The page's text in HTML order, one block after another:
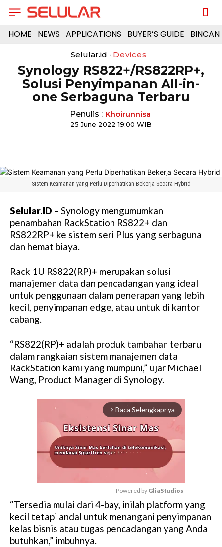
HOME NEWS APPLICATIONS BUYER’S GUIDE
Selular.id - Devices
Synology RS822+/RS822RP+,
Solusi Penyimpanan All-in-
one Serbaguna Terbaru
Penulis : Khoirunnisa
25 June 2022 19:00 WIB
Sistem Keamanan yang Perlu Diperhatikan Bekerja Secara Hybrid
Selular.ID – Synology mengumumkan
penambahan RackStation RS822+ dan
RS822RP+ ke sistem seri Plus yang serbaguna
dan hemat biaya.
Rack 1U RS822(RP)+ merupakan solusi
manajemen data dan pencadangan yang ideal
untuk penggunaan dalam penerapan yang lebih
kecil, penyimpanan edge, atau untuk di kantor
cabang.
“RS822(RP)+ adalah produk tambahan terbaru
dalam rangkaian sistem manajemen data
RackStation kami yang mumpuni,” ujar Michael
Wang, Product Manager di Synology.
arrow_forward_ios Baca Selengkapnya
M
u
t
Powered by GliaStudios
“Tersedia mulai dari 4-bay, inilah platform yang
kecil tetapi andal untuk menangani penyimpanan
kelas bisnis atau tugas pencadangan yang Anda
butuhkan,” imbuhnya.